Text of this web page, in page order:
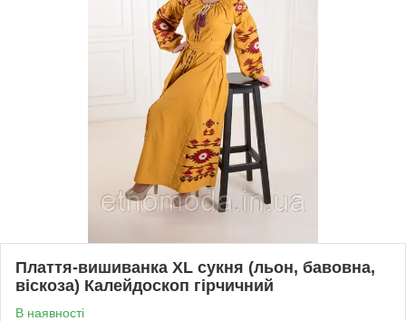
Плаття-вишиванка XL сукня (льон, бавовна,
віскоза) Калейдоскоп гірчичний
В наявності